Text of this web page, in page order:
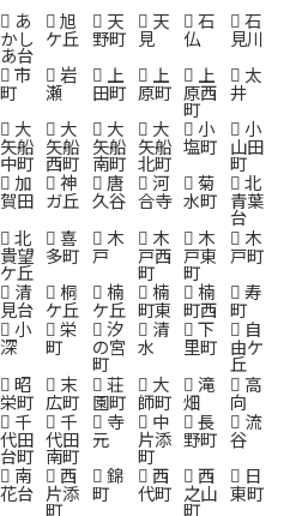
あ
かし
あ台
旭
ケ丘
天
野町
天
見
石
仏
石
見川
市
町
岩
瀬
上
田町
上
原町
上
原西
町
太
井
大
矢船
中町
大
矢船
西町
大
矢船
南町
大
矢船
北町
小
塩町
小
山田
町
加
賀田
神
ガ丘
唐
久谷
河
合寺
菊
水町
北
青葉
台
北
貴望
ケ丘
喜
多町
木
戸
木
戸西
町
木
戸東
町
木
戸町
清
見台
桐
ケ丘
楠
ケ丘
楠
町東
楠
町西
寿
町
小
深
栄
町
汐
の宮
町
清
水
下
里町
自
由ケ
丘
昭
栄町
末
広町
荘
園町
大
師町
滝
畑
高
向
千
代田
台町
千
代田
南町
寺
元
中
片添
町
長
野町
流
谷
南
花台
西
片添
町
錦
町
西
代町
西
之山
町
日
東町